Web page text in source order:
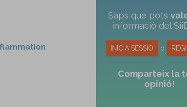
Saps que pots
informació del
INICIA SESSIÓ o
Comparteix la
opinió!